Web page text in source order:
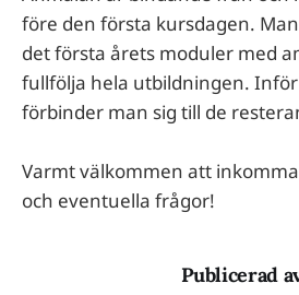
före den första kursdagen.
det första årets moduler med
fullfölja hela utbildningen.
förbinder man sig till de
Varmt välkommen att
och eventuella frågor!
Publicerad